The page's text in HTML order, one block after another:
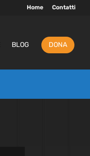
Home Contatti
BLOG DONA